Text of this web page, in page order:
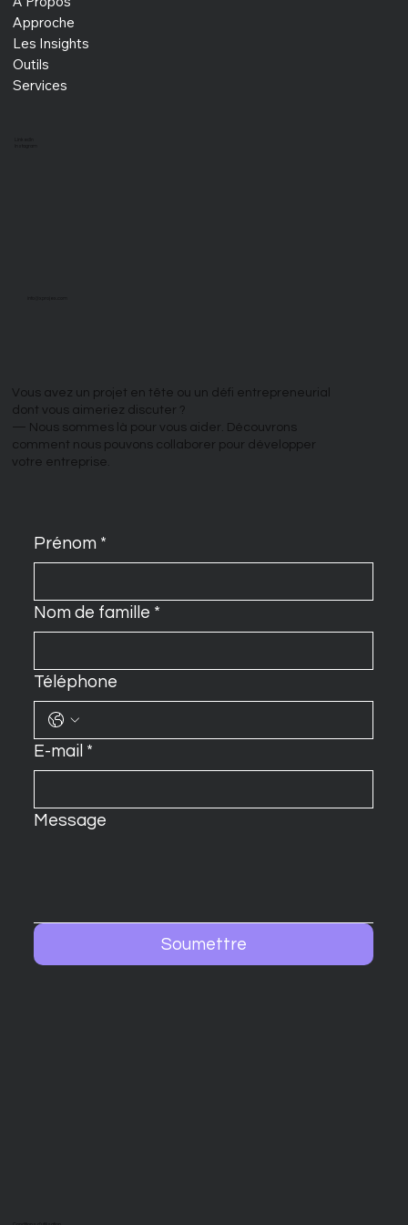
Résoudre les problèmes insolubles : le
Approche
Les Insights
Outils
Services
Vous avez un projet en tête ou un défi entrepreneurial
dont vous aimeriez discuter ?
— Nous sommes là pour vous aider. Découvrons
comment nous pouvons collaborer pour développer
votre entreprise.
Prénom *
Nom de famille *
Téléphone
E-mail *
Message
Soumettre